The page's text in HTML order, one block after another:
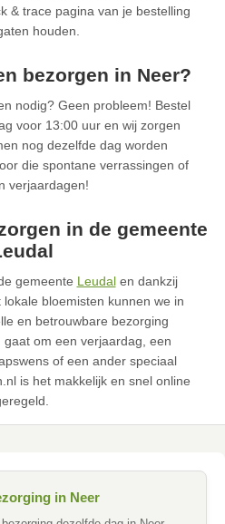
& trace pagina van je bestelling
houden.
bezorgen in Neer?
nodig? Geen probleem! Bestel
voor 13:00 uur en wij zorgen
nog dezelfde dag worden
die spontane verrassingen of
verjaardagen!
in de gemeente
gemeente Leudalen dankzij
bloemisten kunnen we in
en betrouwbare bezorging
om een verjaardag, een
of een ander speciaal
is het makkelijk en snel online
in Neer